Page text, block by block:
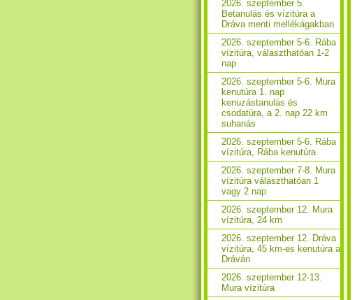
2026. szeptember 5.
Betanulás és vízitúra a
Dráva menti mellékágakban
2026. szeptember 5-6. Rába
vízitúra, választhatóan 1-2
nap
2026. szeptember 5-6. Mura
kenutúra 1. nap
kenuzástanulás és
csodatúra, a 2. nap 22 km
suhanás
2026. szeptember 5-6. Rába
vízitúra, Rába kenutúra
2026. szeptember 7-8. Mura
vízitúra választhatóan 1
vagy 2 nap
2026. szeptember 12. Mura
vízitúra, 24 km
2026. szeptember 12. Dráva
vízitúra, 45 km-es kenutúra a
Dráván
2026. szeptember 12-13.
Mura vízitúra